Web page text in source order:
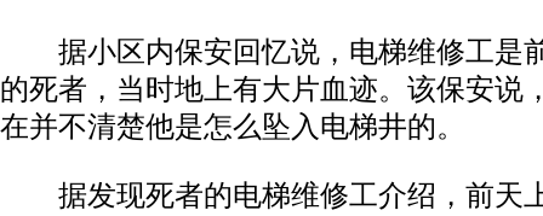
据小区内保安回忆说，电梯维修工是
的死者，当时地上有大片血迹。该保安说
在并不清楚他是怎么坠入电梯井的。
据发现死者的电梯维修工介绍，前天